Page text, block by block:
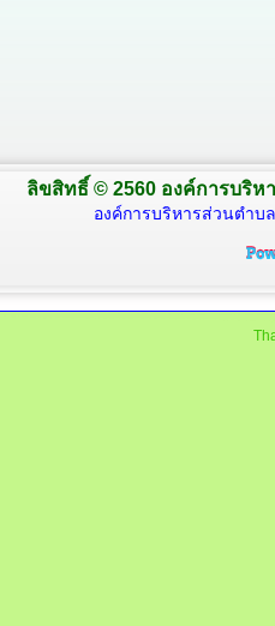
ลิขสิทธิ์ © 2560 องค์การบริห
องค์การบริหารส่วนตำบ